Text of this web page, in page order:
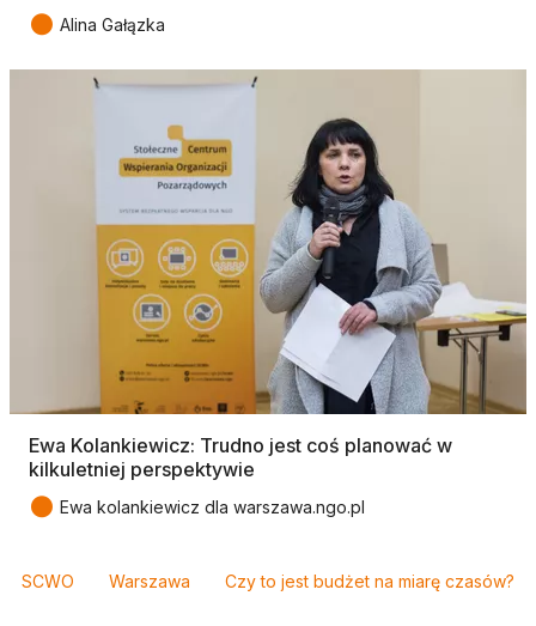
● Alina Gałązka
Ewa Kolankiewicz: Trudno jest coś planować w
kilkuletniej perspektywie
● Ewa kolankiewicz dla warszawa.ngo.pl
SCWO Warszawa Czy to jest budżet na miarę czasów?